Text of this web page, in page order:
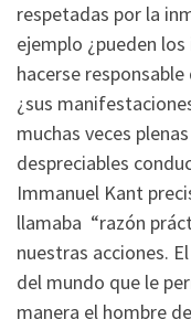
respetadas por la
ejemplo ¿pueden
hacerse
¿sus
muchas veces
despreciables
Immanuel Kant
llamaba “razón
nuestras acciones.
del mundo que le
manera el hombre